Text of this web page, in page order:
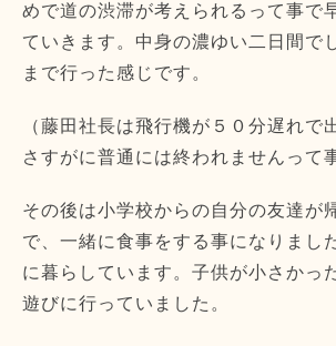
めで道の渋滞が考えられるって事で
ていきます。中身の濃ゆい二日間で
まで行った感じです。
（藤田社長は飛行機が５０分遅れで
さすがに普通には終われませんって
その後は小学校からの自分の友達が
で、一緒に食事をする事になりまし
に暮らしています。子供が小さかっ
遊びに行っていました。